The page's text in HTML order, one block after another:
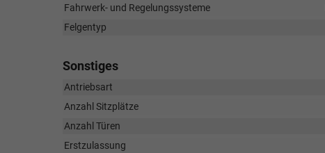
Fahrwerk- und Regelungssysteme
Felgentyp
Sonstiges
Antriebsart
Anzahl Sitzplätze
Anzahl Türen
Erstzulassung